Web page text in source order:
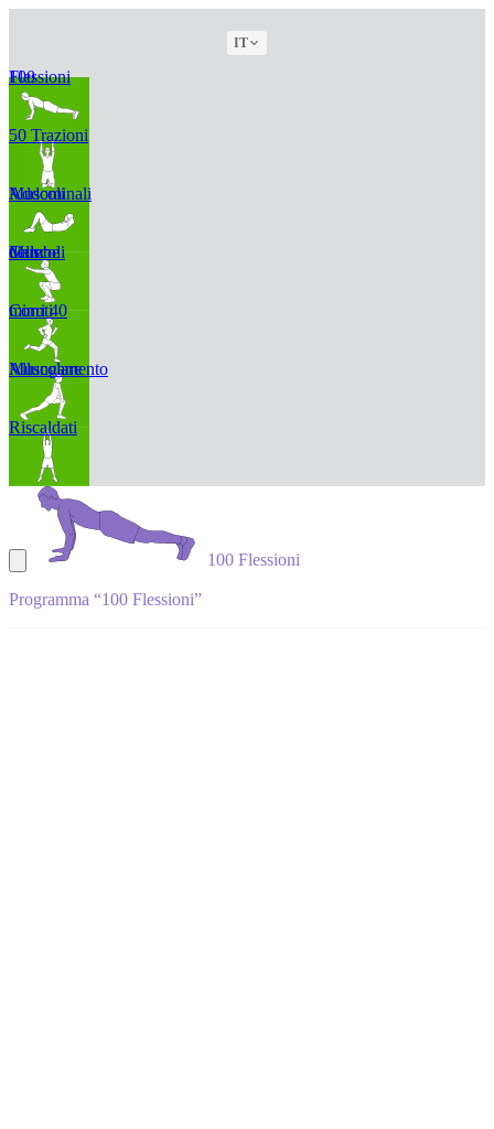
IT
100 Flessioni
50 Trazioni
Muscoli Addominali
Muscoli delle Gambe
Corri 40 minuti
Allungamento Muscolare
Riscaldati
100 Flessioni
Programma “100 Flessioni”